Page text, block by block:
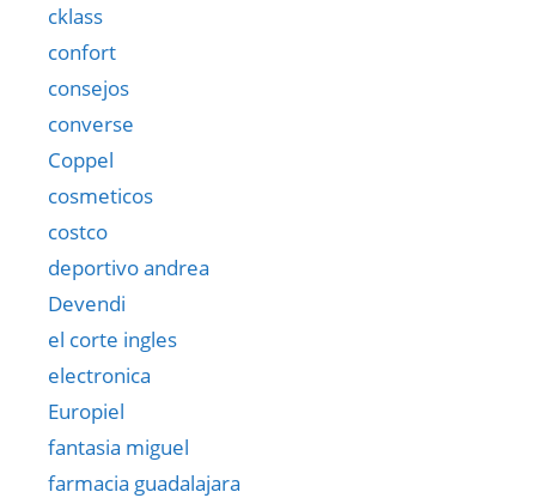
cklass
confort
consejos
converse
Coppel
cosmeticos
costco
deportivo andrea
Devendi
el corte ingles
electronica
Europiel
fantasia miguel
farmacia guadalajara